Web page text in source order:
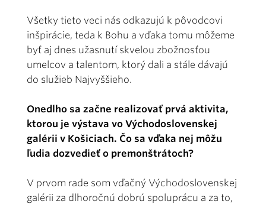
Všetky tieto veci nás odkazujú k pôvodcovi
inšpirácie, teda k Bohu a vďaka tomu môžeme
byť aj dnes užasnutí skvelou zbožnosťou
umelcov a talentom, ktorý dali a stále dávajú
do služieb Najvyššieho.
Onedlho sa začne realizovať prvá aktivita,
ktorou je výstava vo Východoslovenskej
galérii v Košiciach. Čo sa vďaka nej môžu
ľudia dozvedieť o premonštrátoch?
V prvom rade som vďačný Východoslovenskej
galérii za dlhoročnú dobrú spoluprácu a za to,